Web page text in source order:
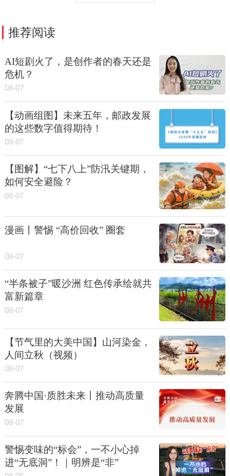
推荐阅读
AI短剧火了，是创作者的春天还是
危机？
08-07
【动画组图】未来五年，邮政发展
的这些数字值得期待！
08-07
【图解】“七下八上”防汛关键期，
如何安全避险？
08-07
漫画丨警惕 “高价回收” 圈套
08-07
“半条被子”暖沙洲 红色传承绘就共
富新篇章
08-07
【节气里的大美中国】山河染金，
人间立秋（视频）
08-07
奔腾中国·质胜未来丨推动高质量
发展
08-07
警惕变味的“标会”，一不小心掉
进“无底洞”！｜明辨是“非”